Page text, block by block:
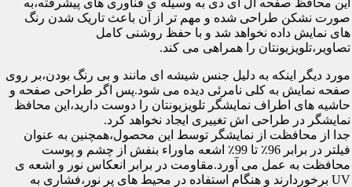
این محافظ صفحه ال ای دی به وسیله ی فناوری های پیشرفته،به
صورت نشکن طراحی شده و مهم تر از آن باعث تاریک شدن رنگ
های نمایش داده نخواهد شد و با حفظ روشنی کامل
تصاویر،تلویزیونتان را همراهی می کند.
مورد دیگر اینکه به دلیل جنس شیشه ای مانند و بی رنگ بودن،بر روی
صفحه نمایش به کلی نامرئی دیده می شود.پس اگر طراحی صفحه و
حاشیه های اطراف نمایشگر تلویزیونتان را دوست دارید،این محافظ
نمایشگر در طراحی اش تغییری ایجاد نخواهد کرد.
جدا از محافظت از نمایشگر توسط این محصول،همچنین به عنوان
فیلتر در برابر 96٪ تا 99٪ اشعه ماوراء بنفش از چشم و پوست
محافظت به عمل می آورد.مقاومت در برابر انعکاس نور و اشعه ی
UV برخوردارند و هنگام استفاده در محیط های پر نور،فشاری به